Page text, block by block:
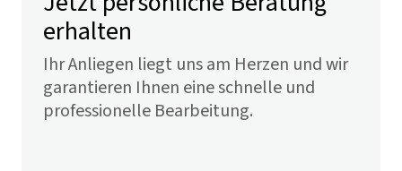
erhalten
Ihr Anliegen liegt uns am Herzen und wir
garantieren Ihnen eine schnelle und
professionelle Bearbeitung.